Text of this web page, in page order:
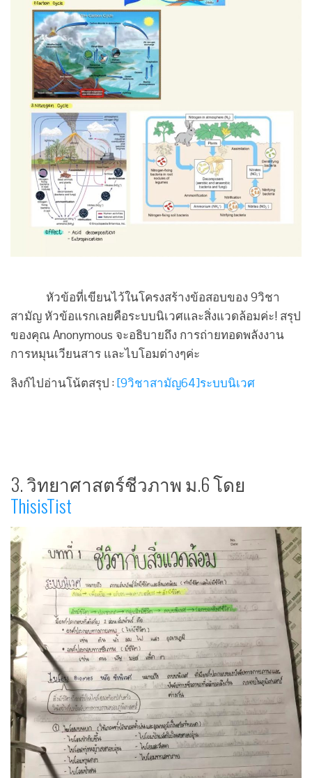
หัวข้อที่เขียนไว้ในโครงสร้างข้อสอบของ 9วิชา
สามัญ หัวข้อแรกเลยคือระบบนิเวศและสิ่งแวดล้อมค่ะ! สรุป
ของคุณ Anonymous จะอธิบายถึง การถ่ายทอดพลังงาน
การหมุนเวียนสาร และไบโอมต่างๆค่ะ
ลิงก์ไปอ่านโน้ตสรุป :[9วิชาสามัญ64]ระบบนิเวศ
3. วิทยาศาสตร์ชีวภาพ ม.6 โดย
ThisisTist